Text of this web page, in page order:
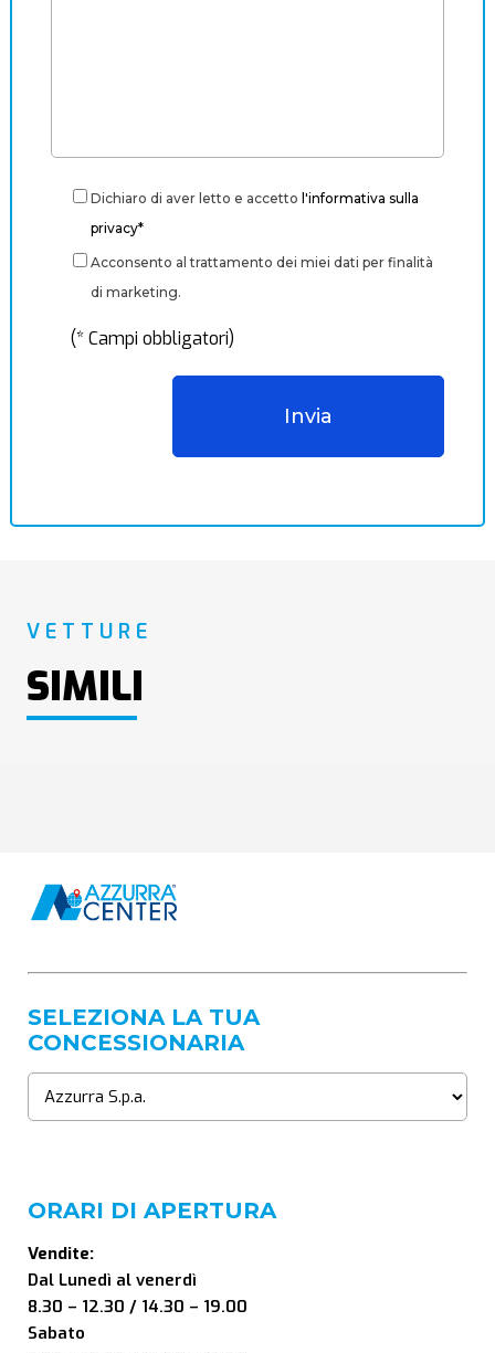
Dichiaro di aver letto e accetto l'informativa sulla
privacy*
Acconsento al trattamento dei miei dati per finalità
di marketing.
(* Campi obbligatori)
VETTURE
SIMILI
SELEZIONA LA TUA
CONCESSIONARIA
ORARI DI APERTURA
Vendite:
Dal Lunedì al venerdì
8.30 – 12.30 / 14.30 – 19.00
Sabato